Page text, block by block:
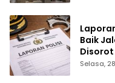
Baik
Disorot
Selasa,